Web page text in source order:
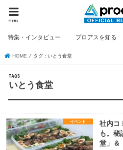
menu
特集・インタビュー プロアスを知る
HOME タグ : いとう食堂
いとう食堂
イベント
社内コ
も。秘
堂」＆